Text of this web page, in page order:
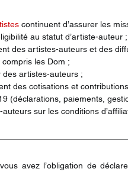
continuent d’assurer les
au statut d’artiste-auteur ;
des artistes-auteurs et des
les Dom ;
artistes-auteurs ;
des cotisations et
(déclarations, paiements,
sur les conditions
avez l’obligation de